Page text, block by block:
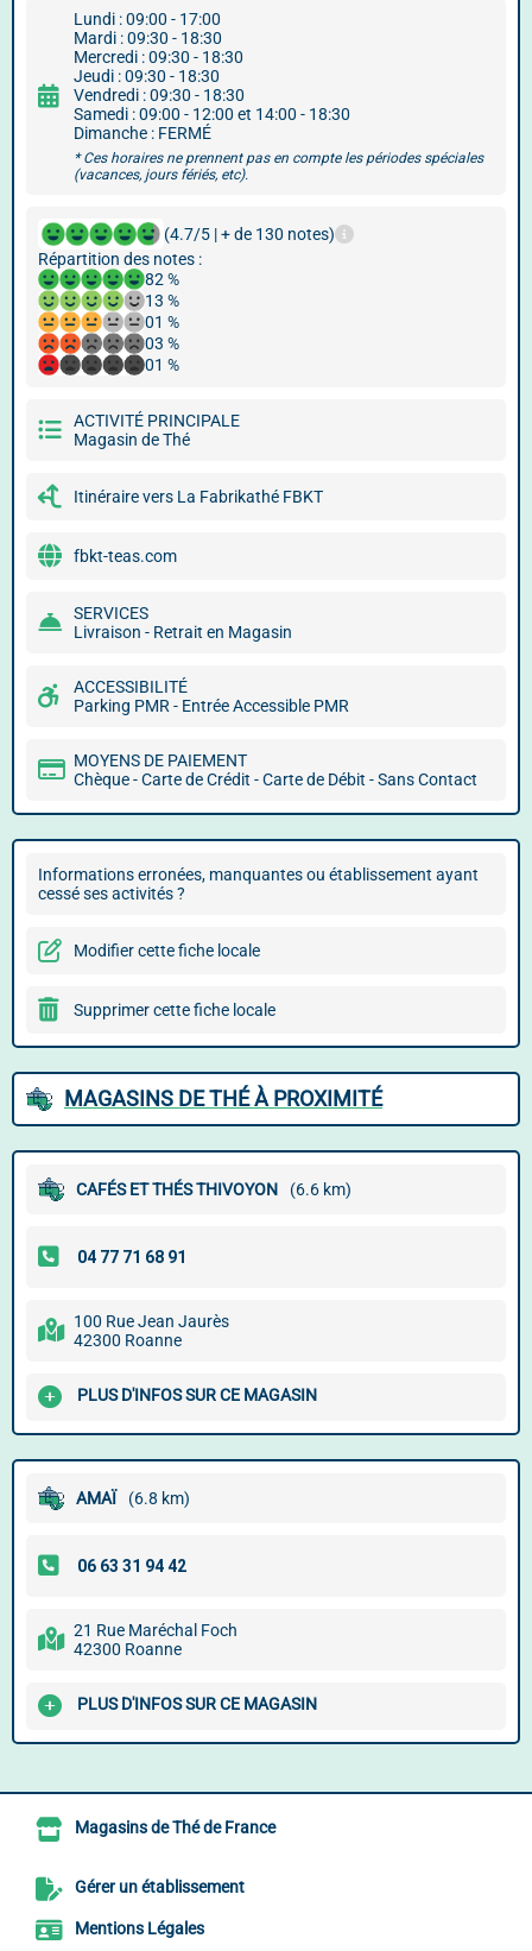
Lundi : 09:00 - 17:00
Mardi : 09:30 - 18:30
Mercredi : 09:30 - 18:30
Jeudi : 09:30 - 18:30
Vendredi : 09:30 - 18:30
Samedi : 09:00 - 12:00 et 14:00 - 18:30
Dimanche : FERMÉ
* Ces horaires ne prennent pas en compte les périodes spéciales
(vacances, jours fériés, etc).
(4.7/5 | + de 130 notes)
Répartition des notes :
82 %
13 %
01 %
03 %
01 %
ACTIVITÉ PRINCIPALE
Magasin de Thé
Itinéraire vers La Fabrikathé FBKT
fbkt-teas.com
SERVICES
Livraison - Retrait en Magasin
ACCESSIBILITÉ
Parking PMR - Entrée Accessible PMR
MOYENS DE PAIEMENT
Chèque - Carte de Crédit - Carte de Débit - Sans Contact
Informations erronées, manquantes ou établissement ayant
cessé ses activités ?
Modifier cette fiche locale
Supprimer cette fiche locale
MAGASINS DE THÉ À PROXIMITÉ
CAFÉS ET THÉS THIVOYON (6.6 km)
100 Rue Jean Jaurès
42300 Roanne
PLUS D'INFOS SUR CE MAGASIN
AMAÏ (6.8 km)
21 Rue Maréchal Foch
42300 Roanne
PLUS D'INFOS SUR CE MAGASIN
Magasins de Thé de France
Gérer un établissement
Mentions Légales